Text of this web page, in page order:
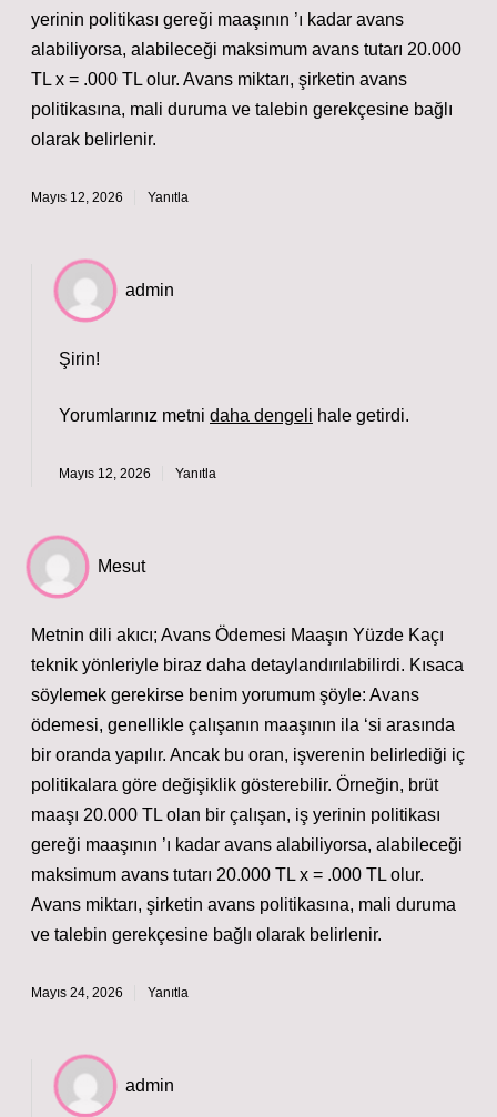
yerinin politikası gereği maaşının ’ı kadar avans
alabiliyorsa, alabileceği maksimum avans tutarı 20.000
TL x = .000 TL olur. Avans miktarı, şirketin avans
politikasına, mali duruma ve talebin gerekçesine bağlı
olarak belirlenir.
Mayıs 12, 2026 Yanıtla
admin
Şirin!
Yorumlarınız metni daha dengeli hale getirdi.
Mayıs 12, 2026 Yanıtla
Mesut
Metnin dili akıcı; Avans Ödemesi Maaşın Yüzde Kaçı
teknik yönleriyle biraz daha detaylandırılabilirdi. Kısaca
söylemek gerekirse benim yorumum şöyle: Avans
ödemesi, genellikle çalışanın maaşının ila ‘si arasında
bir oranda yapılır. Ancak bu oran, işverenin belirlediği iç
politikalara göre değişiklik gösterebilir. Örneğin, brüt
maaşı 20.000 TL olan bir çalışan, iş yerinin politikası
gereği maaşının ’ı kadar avans alabiliyorsa, alabileceği
maksimum avans tutarı 20.000 TL x = .000 TL olur.
Avans miktarı, şirketin avans politikasına, mali duruma
ve talebin gerekçesine bağlı olarak belirlenir.
Mayıs 24, 2026 Yanıtla
admin